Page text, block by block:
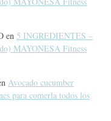
en 5 INGREDIENTES –
MAYONESA Fitness
Avocado cucumber
para comerla todos los